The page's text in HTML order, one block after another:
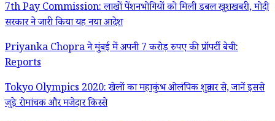
7th Pay Commission: लाखों पेंशनभोगियों को मिली डबल खुशखबरी, मोदी
सरकार ने जारी किया यह नया आदेश
Priyanka Chopra ने मुंबई में अपनी 7 करोड़ रुपए की प्रॉपर्टी बेची:
Reports
Tokyo Olympics 2020: खेलों का महाकुंभ ओलंपिक शुक्रवार से, जानें इससे
जुड़े रोमांचक और मजेदार किस्से